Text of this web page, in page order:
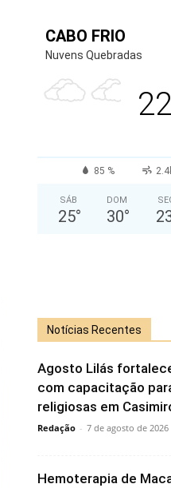
CABO FRIO
Nuvens Quebradas
85 %
SÁB
25°
DOM
30°
Notícias Recentes
Agosto Lilás
com capacitação
religiosas em
Redação - 7 de agosto de 2026
Hemoterapia de